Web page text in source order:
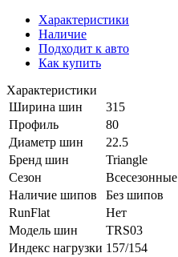
Характеристики
Наличие
Подходит к авто
Как купить
Характеристики
Ширина шин
315
Профиль
80
Диаметр шин
22.5
Бренд шин
Triangle
Сезон
Всесезонные
Наличие шипов
Без шипов
RunFlat
Нет
Модель шин
TRS03
Индекс нагрузки 157/154